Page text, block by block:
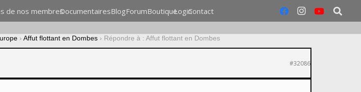
de nos membresDocumentairesBlogForumBoutiqueLoginContact
› Affut flottant en Dombes › Répondre à : Affut flottant en Dombes
#32086